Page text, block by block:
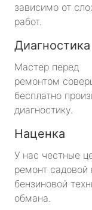
зависимо от
работ.
Диагностика
Мастер перед
ремонтом
бесплатно
диагностику.
Наценка
У нас честные
ремонт садовой
бензиновой
обмана.